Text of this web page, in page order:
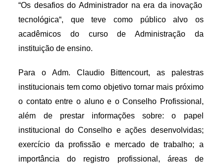
“Os desafiosdo Administrador na era da inovação
tecnológica“, que teve como público alvo os
acadêmicos do curso de Administração
da
instituição de ensino.
Para o Adm. Claudio Bittencourt, as palestras
institucionais tem como objetivo tornar mais próximo
o contato entre o aluno e o Conselho Profissional,
além de prestar informações sobre: o papel
institucional do Conselho e ações desenvolvidas;
exercício da profissão e mercado de trabalho; a
importância do registro profissional, áreas de